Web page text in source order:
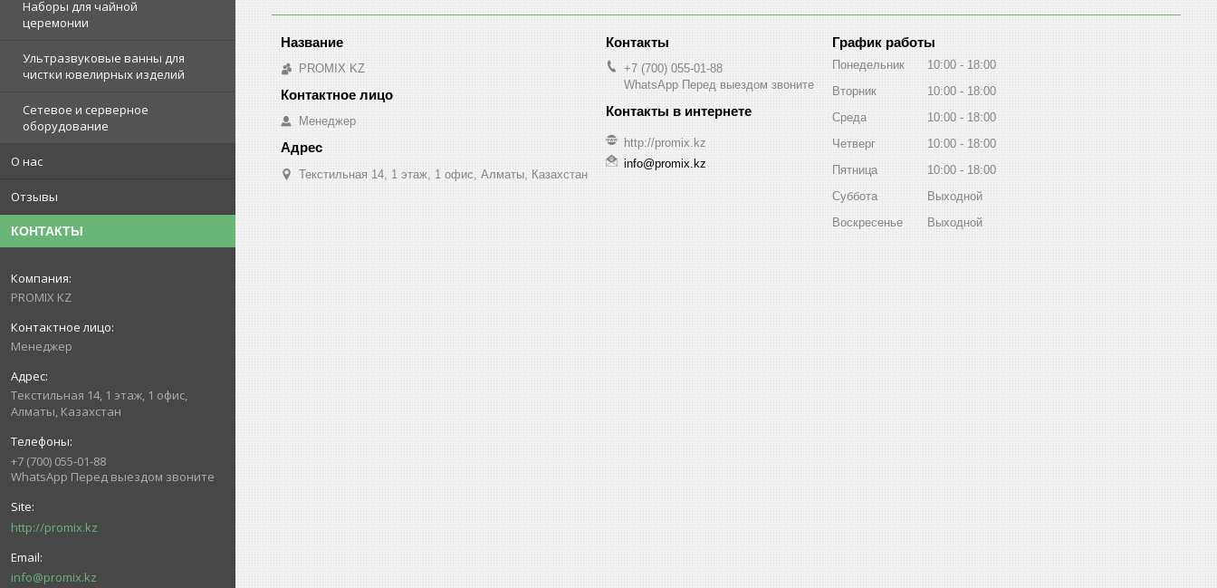
Наборы для чайной
церемонии
Ультразвуковые ванны для
чистки ювелирных изделий
Сетевое и серверное
оборудование
О нас
Отзывы
КОНТАКТЫ
PROMIX KZ
Менеджер
Текстильная 14, 1 этаж, 1 офис,
Алматы, Казахстан
+7 (700) 055-01-88
WhatsApp Перед выездом звоните
http://promix.kz
info@promix.kz
PROMIX KZ
Менеджер
Текстильная 14, 1 этаж, 1 офис, Алматы, Казахстан
+7 (700) 055-01-88
WhatsApp Перед выездом звоните
http://promix.kz
info@promix.kz
График работы
Понедельник 10:00
18:00
Вторник
10:00
18:00
Среда
10:00
18:00
Четверг
10:00
18:00
Пятница
10:00
18:00
Суббота
Выходной
Воскресенье
Выходной